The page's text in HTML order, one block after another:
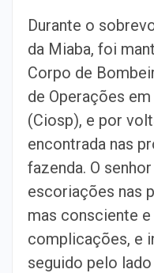
Durante o
da Miaba, foi
Corpo de
de Operações
(Ciosp), e por
encontrada nas
fazenda. O
escoriações nas
mas consciente
complicações, e
seguido pelo